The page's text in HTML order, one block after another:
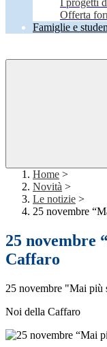
I progetti
Offerta
Famiglie e
Home >
Novità >
Le notizie >
25 novembre
25 novembre
Caffaro
25 novembre "Mai più
Noi della Caffaro